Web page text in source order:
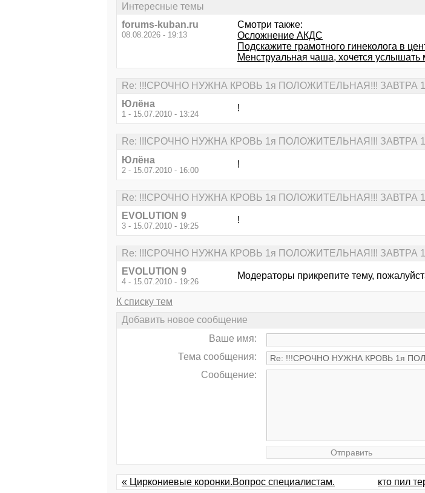
Интересные темы
forums-kuban.ru
08.08.2026 - 19:13
Смотри также:
Осложнение АКДС
Подскажите грамотного гинеколога в
Менструальная чаша, хочется
Re: !!!СРОЧНО НУЖНА КРОВЬ 1я ПОЛОЖИТЕЛЬНАЯ!!! ЗАВТРА
Юлёна
1 - 15.07.2010 - 13:24
!
Re: !!!СРОЧНО НУЖНА КРОВЬ 1я ПОЛОЖИТЕЛЬНАЯ!!! ЗАВТРА
Юлёна
2 - 15.07.2010 - 16:00
!
Re: !!!СРОЧНО НУЖНА КРОВЬ 1я ПОЛОЖИТЕЛЬНАЯ!!! ЗАВТРА
EVOLUTION 9
3 - 15.07.2010 - 19:25
!
Re: !!!СРОЧНО НУЖНА КРОВЬ 1я ПОЛОЖИТЕЛЬНАЯ!!! ЗАВТРА
EVOLUTION 9
4 - 15.07.2010 - 19:26
Модераторы прикрепите тему,
К списку тем
Добавить новое сообщение
Ваше имя:
Тема сообщения:
Сообщение:
« Циркониевые коронки.Вопрос специалистам. кто пил